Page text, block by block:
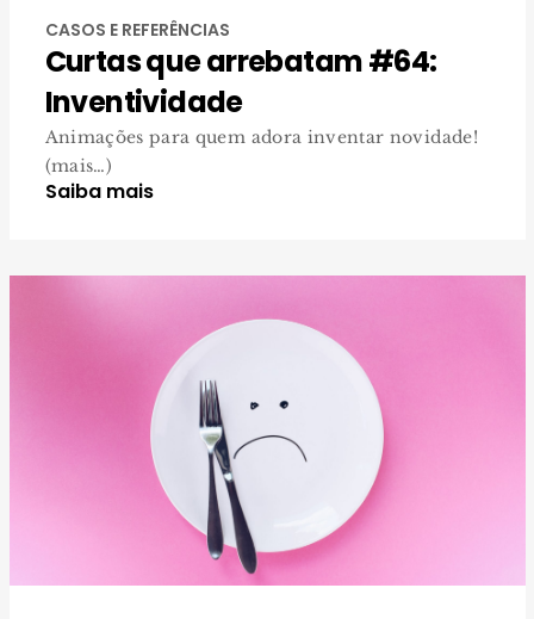
CASOS E REFERÊNCIAS
Curtas que arrebatam #64:
Inventividade
Animações para quem adora inventar novidade!
(mais…)
Saiba mais